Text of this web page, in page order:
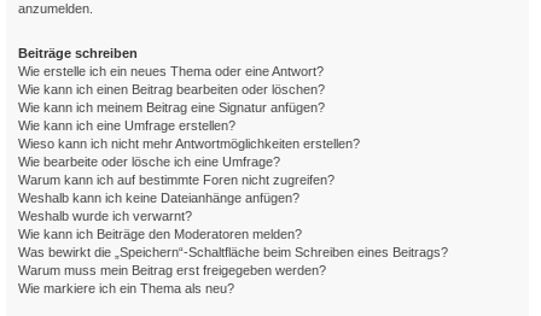
anzumelden.
Beiträge schreiben
Wie erstelle ich ein neues Thema oder eine Antwort?
Wie kann ich einen Beitrag bearbeiten oder löschen?
Wie kann ich meinem Beitrag eine Signatur anfügen?
Wie kann ich eine Umfrage erstellen?
Wieso kann ich nicht mehr Antwortmöglichkeiten erstellen?
Wie bearbeite oder lösche ich eine Umfrage?
Warum kann ich auf bestimmte Foren nicht zugreifen?
Weshalb kann ich keine Dateianhänge anfügen?
Weshalb wurde ich verwarnt?
Wie kann ich Beiträge den Moderatoren melden?
Was bewirkt die „Speichern“-Schaltfläche beim Schreiben eines Beitrags?
Warum muss mein Beitrag erst freigegeben werden?
Wie markiere ich ein Thema als neu?